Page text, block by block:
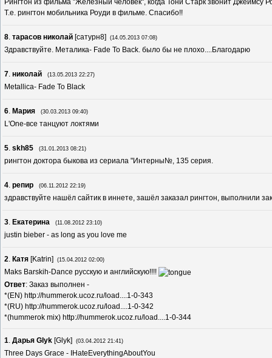
Рингтон из фильма "Железный человек", когда Тони Старк звонит Джеймсу
Т.е. рингтон мобильника Роуди в фильме. Спасибо!!
8. тарасов николай [сатурн8] (14.05.2013 07:08)
Здравствуйте. Металика- Fade To Back. было бы не плохо....Благодарю
7. николай (13.05.2013 22:27)
Metallica- Fade To Black
6. Мария (30.03.2013 09:40)
L'One-все танцуют локтями
5. skh85 (31.01.2013 08:21)
рингтон доктора быкова из сериала "Интерны№, 135 серия.
4. репир (06.11.2012 22:19)
здравствуйте нашёл сайтик в иннете, зашёл заказал рингтон, выполнили
3. Екатерина (11.08.2012 23:10)
justin bieber - as long as you love me
2. Катя [Katrin] (15.04.2012 02:00)
Maks Barskih-Dance русскую и английскую!!!!
Ответ: Заказ выполнен -
*(EN) http://hummerok.ucoz.ru/load....1-0-343
*(RU) http://hummerok.ucoz.ru/load....1-0-342
*(hummerok mix) http://hummerok.ucoz.ru/load....1-0-344
1. Дарья Glyk [Glyk] (03.04.2012 21:41)
Three Days Grace - IHateEverythingAboutYou